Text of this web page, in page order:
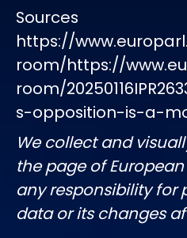
Sources
https://
room/https://
room/
s-opposition-is-a-
We collect and
the page of
any responsibility for
data or its changes